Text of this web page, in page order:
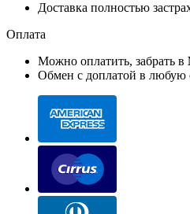
Доставка полностью
Оплата
Можно оплатить, забрать в
Обмен с доплатой в любую